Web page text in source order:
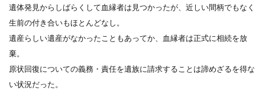
遺体発見からしばらくして血縁者は見つかったが、近しい間柄でもなく
生前の付き合いもほとんどなし。
遺産らしい遺産がなかったこともあってか、血縁者は正式に相続を放
棄。
原状回復についての義務・責任を遺族に請求することは諦めざるを得な
い状況だった。